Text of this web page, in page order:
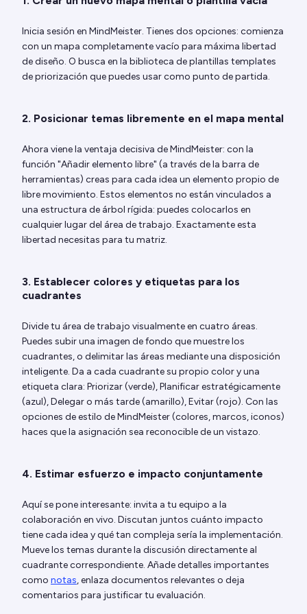
Inicia sesión en MindMeister. Tienes dos opciones: comienza
con un mapa completamente vacío para máxima libertad
de diseño. O busca en la biblioteca de plantillas templates
de priorización que puedes usar como punto de partida.
2. Posicionar temas libremente en el mapa mental
Ahora viene la ventaja decisiva de MindMeister: con la
función "Añadir elemento libre" (a través de la barra de
herramientas) creas para cada idea un elemento propio de
libre movimiento. Estos elementos no están vinculados a
una estructura de árbol rígida: puedes colocarlos en
cualquier lugar del área de trabajo. Exactamente esta
libertad necesitas para tu matriz.
3. Establecer colores y etiquetas para los
cuadrantes
Divide tu área de trabajo visualmente en cuatro áreas.
Puedes subir una imagen de fondo que muestre los
cuadrantes, o delimitar las áreas mediante una disposición
inteligente. Da a cada cuadrante su propio color y una
etiqueta clara: Priorizar (verde), Planificar estratégicamente
(azul), Delegar o más tarde (amarillo), Evitar (rojo). Con las
opciones de estilo de MindMeister (colores, marcos, iconos)
haces que la asignación sea reconocible de un vistazo.
4. Estimar esfuerzo e impacto conjuntamente
Aquí se pone interesante: invita a tu equipo a la
colaboración en vivo. Discutan juntos cuánto impacto
tiene cada idea y qué tan compleja sería la implementación.
Mueve los temas durante la discusión directamente al
cuadrante correspondiente. Añade detalles importantes
como notas, enlaza documentos relevantes o deja
comentarios para justificar tu evaluación.